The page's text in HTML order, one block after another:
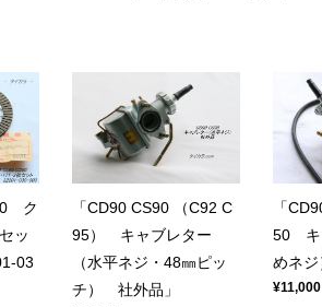
ク
ッ
03
「CD90 CS90 （C92 C
95） キャブレター
（水平ネジ・48㎜ピッ
チ） 社外品」
「
50 キ
めネ
¥11,000